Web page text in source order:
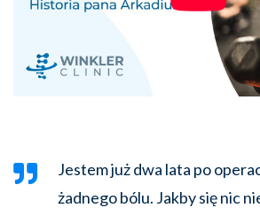
Jestem już dwa lata po
żadnego bólu. Jakby się nic